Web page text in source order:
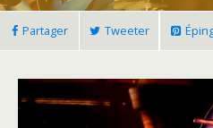
Partager Tweeter